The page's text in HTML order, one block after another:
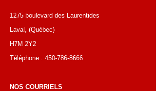
1275 boulevard des Laurentides
Laval, (Québec)
H7M 2Y2
Téléphone : 450-786-8666
NOS COURRIELS